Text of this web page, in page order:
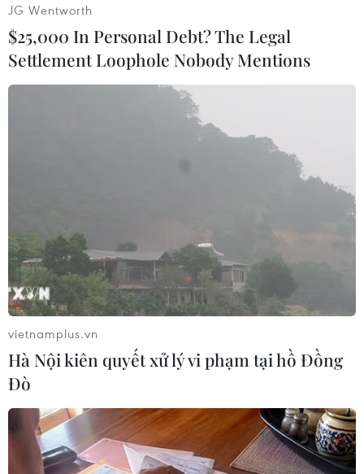
#Đồng bảng Anh #Brexit
#Liên minh châu Âu
TIN LIÊN QUAN
JG Wentworth
$25,000 In Personal Debt? The Legal
Settlement Loophole Nobody Mentions
vietnamplus.vn
Hà Nội kiên quyết xử lý vi phạm tại hồ Đồng
Đò